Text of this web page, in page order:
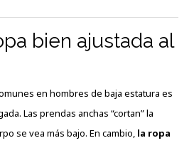
bien ajustada al
en hombres de baja estatura es
Las prendas anchas “cortan” la
se vea más bajo. En cambio, la ropa